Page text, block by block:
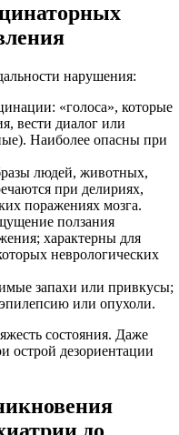
нарушения:
«голоса», которые
вести диалог или
Наиболее опасны при
людей, животных,
при делириях,
поражениях мозга.
ползания
характерны для
неврологических
запахи или привкусы;
или опухоли.
состояния. Даже
острой дезориентации